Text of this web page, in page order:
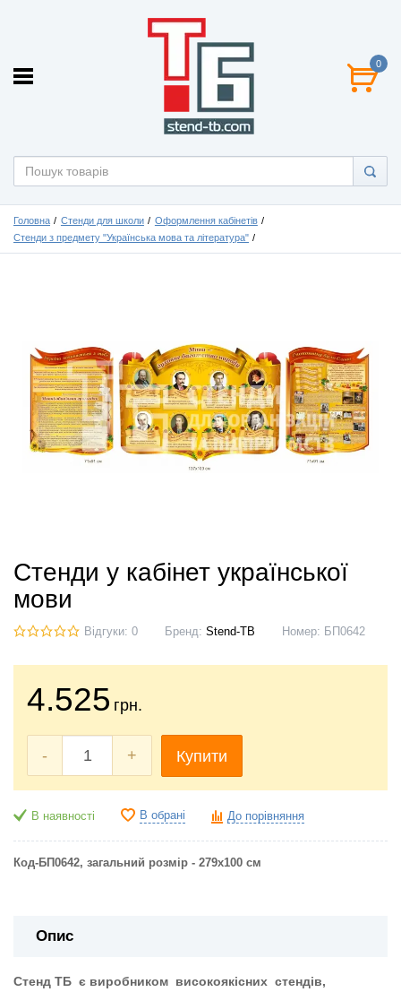
0
Головна Стенди для школи
Оформлення кабінетів
Стенди з предмету "Українська мова та література"
Стенди у кабінет української
мови
Відгуки: 0 Бренд: Stend-TB Номер: БП0642
4.525 грн.
- + Купити
В наявності В обрані До порівняння
Код-БП0642, загальний розмір - 279х100 см
Опис
Стенд ТБ є виробником високоякісних стендів,